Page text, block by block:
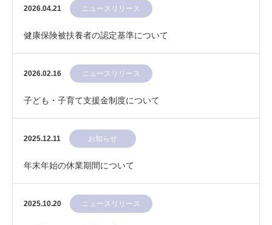
ドライン
2026.04.21 ニュースリリース
健康保険被扶養者の認定基準について
2026.02.16 ニュースリリース
子ども・子育て支援金制度について
2025.12.11 お知らせ
年末年始の休業期間について
2025.10.20 ニュースリリース